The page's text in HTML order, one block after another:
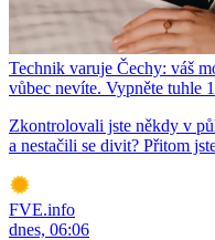
Technik varuje Čechy: váš
vůbec nevíte. Vypněte tuhle
Zkontrolovali jste někdy v
a nestačili se divit? Přitom
FVE.info
dnes, 06:06